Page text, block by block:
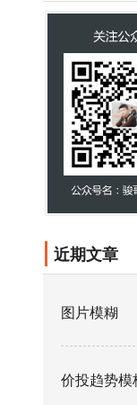
近期文章
图片模糊
价投趋势